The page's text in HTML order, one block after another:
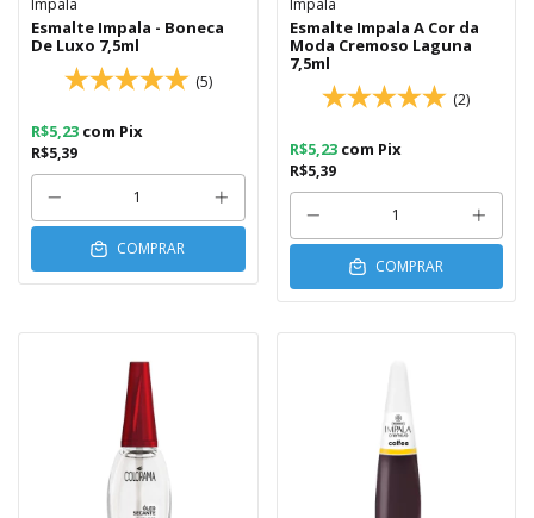
Impala
Esmalte Impala - Boneca
De Luxo 7,5ml
(5)
R$5,39
R$5,23 com Pix
COMPRAR
Impala
Esmalte Impala A Cor da
Moda Cremoso Laguna
7,5ml
(2)
R$5,39
R$5,23 com Pix
COMPRAR